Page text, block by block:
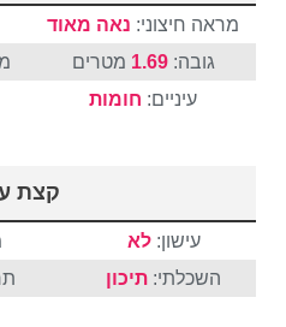
מראה חיצוני: נאה מאוד
גובה:1.69 מטרים
עיניים: חומות
קצת
עישון:לא
השכלתי: תיכון